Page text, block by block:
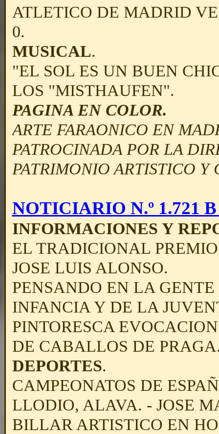
ATLETICO DE MADRID
0.
MUSICAL.
"EL SOL ES UN BUEN
LOS "MISTHAUFEN".
PAGINA EN COLOR.
ARTE FARAONICO EN
PATROCINADA POR LA
PATRIMONIO ARTISTICO Y
NOTICIARIO N.º 1.721
INFORMACIONES Y
EL TRADICIONAL
JOSE LUIS ALONSO.
PENSANDO EN LA
INFANCIA Y DE LA
PINTORESCA
DE CABALLOS DE
DEPORTES.
CAMPEONATOS DE
LLODIO, ALAVA. - JOSE
BILLAR ARTISTICO EN